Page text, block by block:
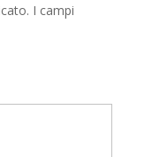
I campi